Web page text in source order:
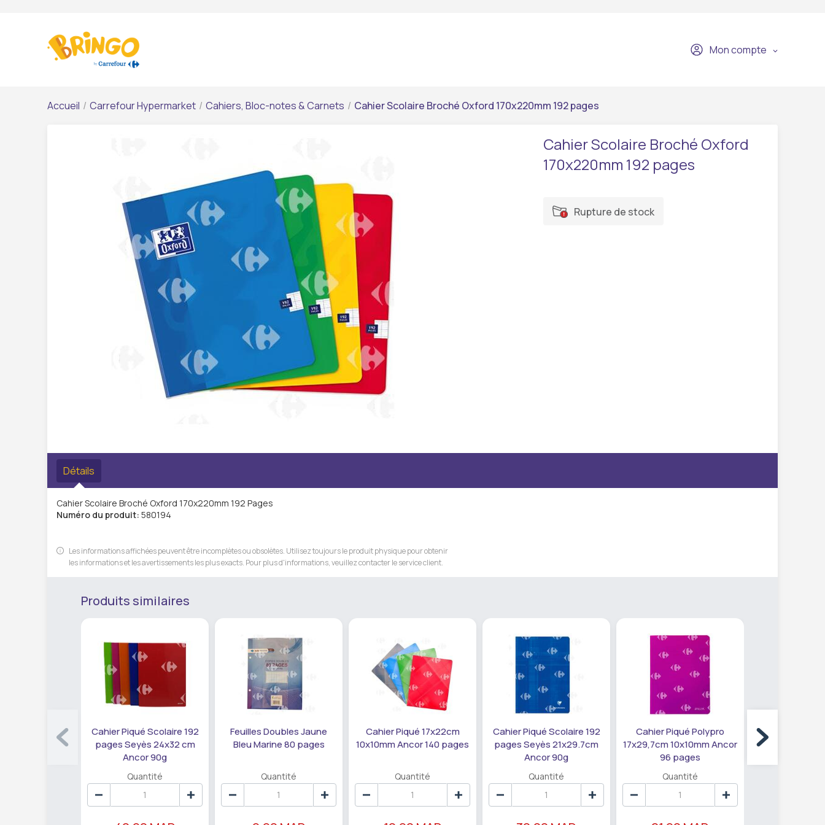
Mon compte
Accueil / Carrefour Hypermarket / Cahiers, Bloc-notes & Carnets / Cahier Scolaire Broché Oxford 170x220mm 192 pages
Cahier Scolaire Broché Oxford
170x220mm 192 pages
Rupture de stock
Détails
Cahier Scolaire Broché Oxford 170x220mm 192 Pages
Numéro du produit: 580194
Les informations affichées peuvent être incomplètes ou obsolètes. Utilisez toujours le produit physique pour obtenir
les informations et les avertissements les plus exacts. Pour plus d'informations, veuillez contacter le service client.
Produits similaires
Cahier Piqué Scolaire 192
pages Seyès 24x32 cm
Ancor 90g
Quantité
Feuilles Doubles Jaune
Bleu Marine 80 pages
Quantité
Cahier Piqué 17x22cm
10x10mm Ancor 140 pages
Quantité
Cahier Piqué Scolaire 192
pages Seyès 21x29.7cm
Ancor 90g
Quantité
Cahier Piqué Polypro
17x29,7cm 10x10mm Ancor
96 pages
Quantité
Cahier Piqué
pages Seyès